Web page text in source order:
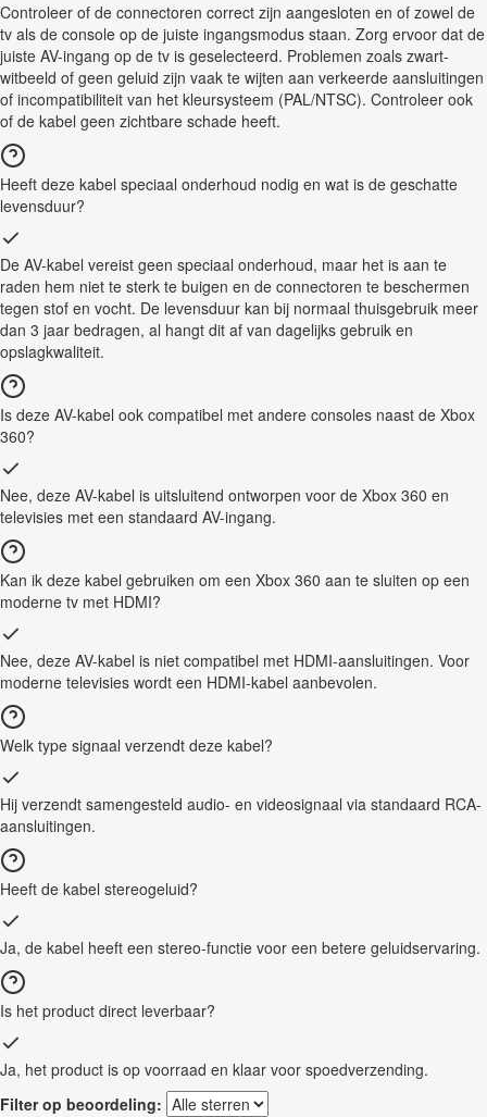
Controleer of de connectoren correct zijn aangesloten en of zowel de
tv als de console op de juiste ingangsmodus staan. Zorg ervoor dat de
juiste AV-ingang op de tv is geselecteerd. Problemen zoals zwart-
witbeeld of geen geluid zijn vaak te wijten aan verkeerde aansluitingen
of incompatibiliteit van het kleursysteem (PAL/NTSC). Controleer ook
of de kabel geen zichtbare schade heeft.
Heeft deze kabel speciaal onderhoud nodig en wat is de geschatte
levensduur?
De AV-kabel vereist geen speciaal onderhoud, maar het is aan te
raden hem niet te sterk te buigen en de connectoren te beschermen
tegen stof en vocht. De levensduur kan bij normaal thuisgebruik meer
dan 3 jaar bedragen, al hangt dit af van dagelijks gebruik en
opslagkwaliteit.
Is deze AV-kabel ook compatibel met andere consoles naast de Xbox
360?
Nee, deze AV-kabel is uitsluitend ontworpen voor de Xbox 360 en
televisies met een standaard AV-ingang.
Kan ik deze kabel gebruiken om een Xbox 360 aan te sluiten op een
moderne tv met HDMI?
Nee, deze AV-kabel is niet compatibel met HDMI-aansluitingen. Voor
moderne televisies wordt een HDMI-kabel aanbevolen.
Welk type signaal verzendt deze kabel?
Hij verzendt samengesteld audio- en videosignaal via standaard RCA-
aansluitingen.
Heeft de kabel stereogeluid?
Ja, de kabel heeft een stereo-functie voor een betere geluidservaring.
Is het product direct leverbaar?
Ja, het product is op voorraad en klaar voor spoedverzending.
Filter op beoordeling: